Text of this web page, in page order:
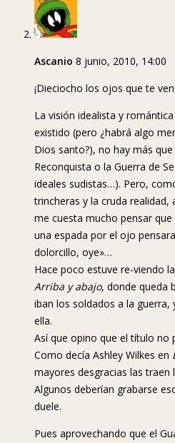
Ascanio 8 junio, 2010, 14:00
¡Dieciocho los ojos que te
La visión idealista y
existido (pero ¿habrá algo
Dios santo?), no hay más
Reconquista o la Guerra de
ideales sudistas…). Pero,
trincheras y la cruda realidad,
me cuesta mucho pensar
una espada por el ojo
dolorcillo, oye»…
Hace poco estuve re-viendo
Arriba y abajo, donde queda
iban los soldados a la
ella.
Así que opino que el título no
Como decía Ashley Wilkes en
mayores desgracias las traen
Algunos deberían grabarse
duele.
Pues aprovechando que el